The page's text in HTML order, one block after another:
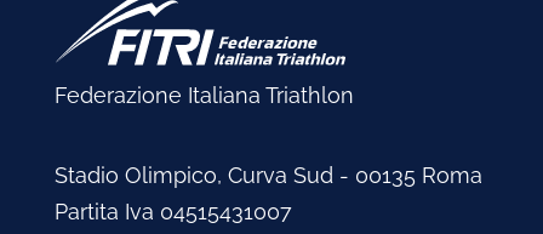
Federazione Italiana Triathlon
Stadio Olimpico, Curva Sud - 00135 Roma
Partita Iva 04515431007